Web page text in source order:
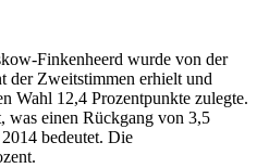
Finkenheerd wurde von der
der Zweitstimmen erhielt und
Wahl 12,4 Prozentpunkte zulegte.
was einen Rückgang von 3,5
bedeutet. Die